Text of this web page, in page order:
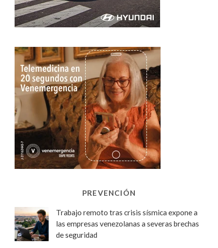
PREVENCIÓN
Trabajo remoto tras crisis sísmica expone a
las empresas venezolanas a severas brechas
de seguridad